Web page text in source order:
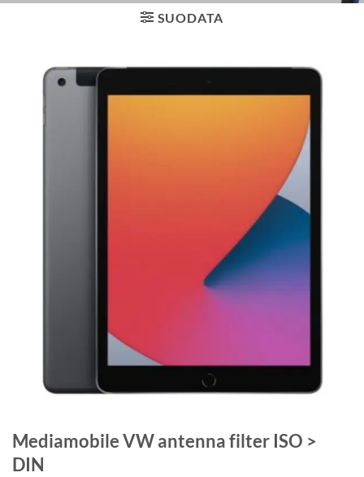
SUODATA
Mediamobile VW antenna filter ISO >
DIN